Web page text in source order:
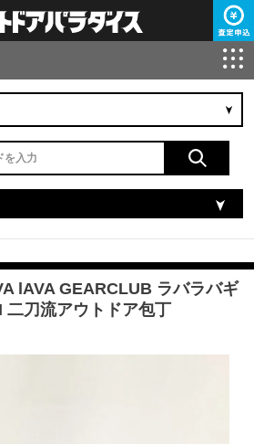
lAVA GEARCLUB ラバラバギ
二刀流アウトドア包丁